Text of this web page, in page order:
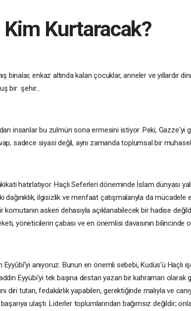
Kim Kurtaracak?
binalar, enkaz altında kalan çocuklar, anneler ve yıllardır
bir şehir...
insanlar bu zulmün sona ermesini istiyor. Peki, Gazze'yi
sadece siyasi değil, aynı zamanda toplumsal bir
hatırlatıyor. Haçlı Seferleri döneminde İslam dünyası
dağınıklık, ilgisizlik ve menfaat çatışmalarıyla da
askeri dehasıyla açıklanabilecek bir hadise
yöneticilerin çabası ve en önemlisi davasının bilincinde
Eyyûbî'yi anıyoruz. Bunun en önemli sebebi, Kudüs'ü Haçlı
Eyyübi'yi tek başına destan yazan bir kahraman
diri tutan, fedakârlık yapabilen, gerektiğinde malıyla ve
ulaştı. Liderler toplumlarından bağımsız değildir;